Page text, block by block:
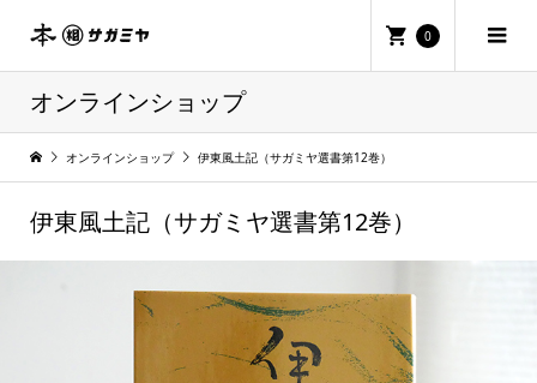
0
オンラインショップ
オンラインショップ 伊東風土記（サガミヤ選書第12巻）
伊東風土記（サガミヤ選書第12巻）